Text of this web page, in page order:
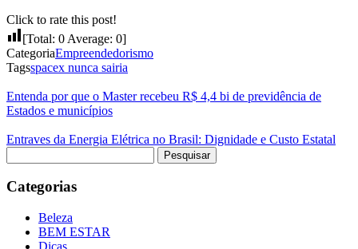
Click to rate this post!
[Total: 0 Average: 0]
CategoriaEmpreendedorismo
Tagsspacex nunca sairia
Entenda por que o Master recebeu R$ 4,4 bi de previdência de
Estados e municípios
Entraves da Energia Elétrica no Brasil: Dignidade e Custo Estatal
por:
Categorias
Beleza
BEM ESTAR